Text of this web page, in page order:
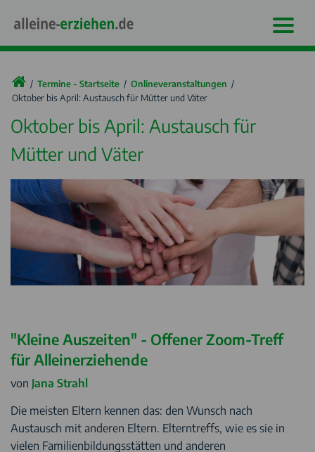
Termine - Startseite
Onlineveranstaltungen
Oktober bis April: Austausch für Mütter und Väter
Oktober bis April: Austausch für
Mütter und Väter
"Kleine Auszeiten" - Offener Zoom-Treff
für Alleinerziehende
von Jana Strahl
Die meisten Eltern kennen das: den Wunsch nach
Austausch mit anderen Eltern. Elterntreffs, wie es sie in
vielen Familienbildungsstätten und anderen